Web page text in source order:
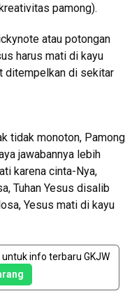
pamong).
atau potongan
harus mati di kayu
ditempelkan di sekitar
tidak monoton, Pamong
jawabannya lebih
karena cinta-Nya,
Tuhan Yesus disalib
Yesus mati di kayu
info terbaru GKJW